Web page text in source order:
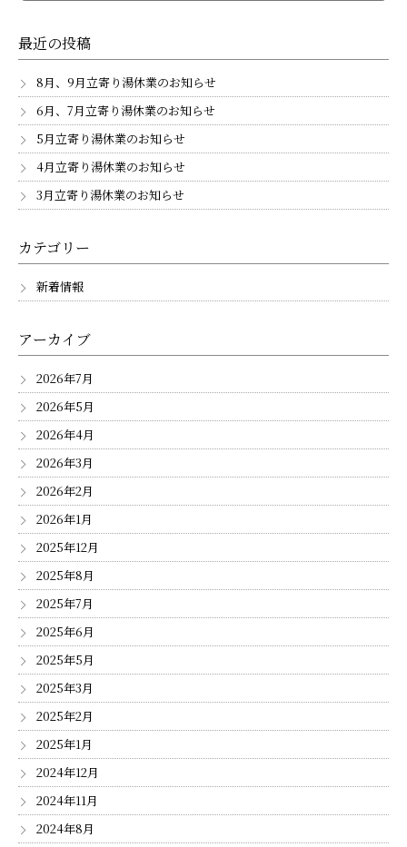
最近の投稿
8月、9月立寄り湯休業のお知らせ
6月、7月立寄り湯休業のお知らせ
5月立寄り湯休業のお知らせ
4月立寄り湯休業のお知らせ
3月立寄り湯休業のお知らせ
カテゴリー
新着情報
アーカイブ
2026年7月
2026年5月
2026年4月
2026年3月
2026年2月
2026年1月
2025年12月
2025年8月
2025年7月
2025年6月
2025年5月
2025年3月
2025年2月
2025年1月
2024年12月
2024年11月
2024年8月